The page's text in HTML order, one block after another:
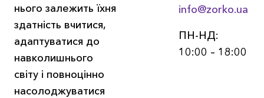
нього залежить їхня
здатність вчитися,
адаптуватися до
навколишнього
світу і повноцінно
насолоджуватися
info@zorko.ua
ПН-НД:
10:00 – 18:00